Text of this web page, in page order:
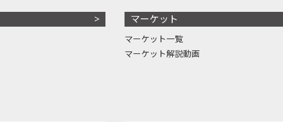
マーケット
マーケット一覧
マーケット解説動画